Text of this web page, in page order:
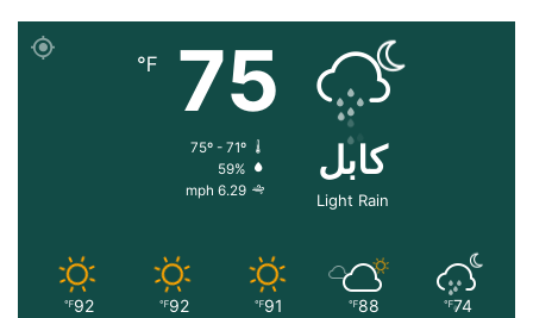
کابل
Light Rain
75
℉
75º - 71º
59%
6.29 mph
74
℉
88
℉
91
℉
92
℉
92
℉